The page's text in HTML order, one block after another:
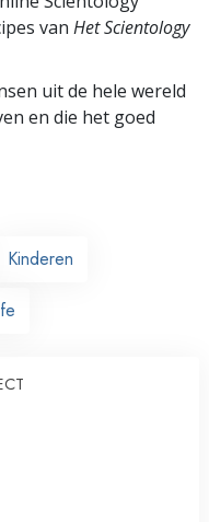
van Het Scientology
uit de hele wereld
en die het goed
Kinderen